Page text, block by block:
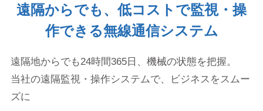
遠隔からでも、低コストで監視・操
作できる無線通信システム
遠隔地からでも24時間365日、機械の状態を把握。
当社の遠隔監視・操作システムで、ビジネスをスムー
ズに